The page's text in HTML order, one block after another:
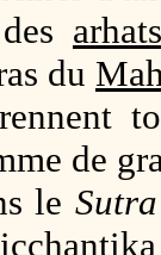
arhats
du
de
le
icchantika